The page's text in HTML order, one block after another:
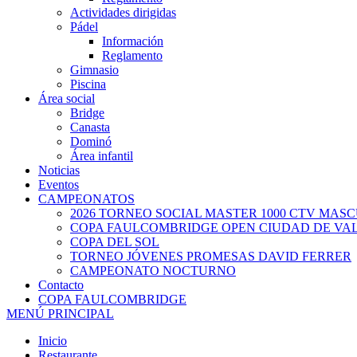
Actividades dirigidas
Pádel
Información
Reglamento
Gimnasio
Piscina
Área social
Bridge
Canasta
Dominó
Área infantil
Noticias
Eventos
CAMPEONATOS
2026 TORNEO SOCIAL MASTER 1000 CTV
COPA FAULCOMBRIDGE OPEN CIUDAD DE
COPA DEL SOL
TORNEO JÓVENES PROMESAS DAVID FERRER
CAMPEONATO NOCTURNO
Contacto
COPA FAULCOMBRIDGE
MENÚ PRINCIPAL
Inicio